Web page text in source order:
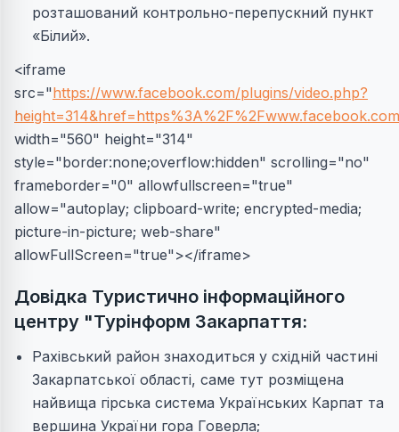
розташований контрольно-перепускний пункт
«Білий».
<iframe
src="https://www.facebook.com/plugins/video.php?
width="560" height="314"
style="border:none;overflow:hidden" scrolling="no"
frameborder="0" allowfullscreen="true"
allow="autoplay; clipboard-write; encrypted-media;
picture-in-picture; web-share"
allowFullScreen="true"></iframe>
Довідка Туристично інформаційного
центру "Турінформ Закарпаття:
Рахівський район знаходиться у східній частині
Закарпатської області, саме тут розміщена
найвища гірська система Українських Карпат та
вершина України гора Говерла;